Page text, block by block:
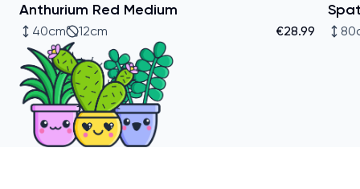
Anthurium Red Medium
40cm 12cm €28.99